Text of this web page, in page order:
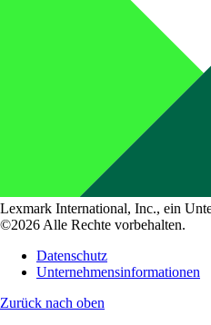
Lexmark International, Inc., ein
©2026 Alle Rechte vorbehalten.
Datenschutz
Unternehmensinformationen
Zurück nach oben